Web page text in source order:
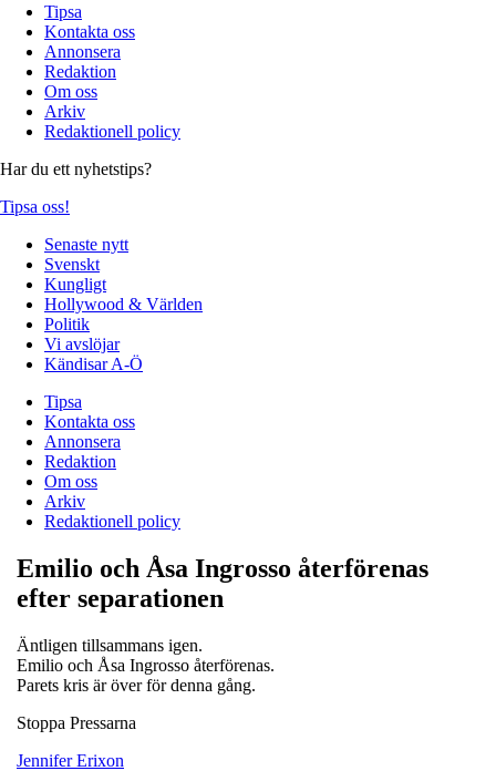
Tipsa
Kontakta oss
Annonsera
Redaktion
Om oss
Arkiv
Redaktionell policy
Har du ett nyhetstips?
Tipsa oss!
Senaste nytt
Svenskt
Kungligt
Hollywood & Världen
Politik
Vi avslöjar
Kändisar A-Ö
Tipsa
Kontakta oss
Annonsera
Redaktion
Om oss
Arkiv
Redaktionell policy
Emilio och Åsa Ingrosso återförenas
efter separationen
Äntligen tillsammans igen.
Emilio och Åsa Ingrosso återförenas.
Parets kris är över för denna gång.
Stoppa Pressarna
Jennifer Erixon